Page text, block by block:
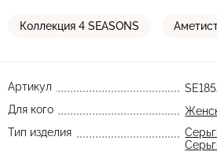
Коллекция 4 SEASONS
Артикул
Для кого
Тип изделия